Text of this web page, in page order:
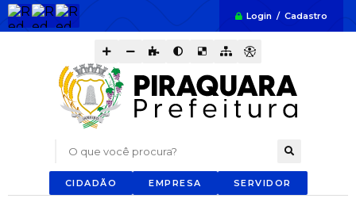
Login / Cadastro
O que você procura?
CIDADÃO EMPRESA SERVIDOR